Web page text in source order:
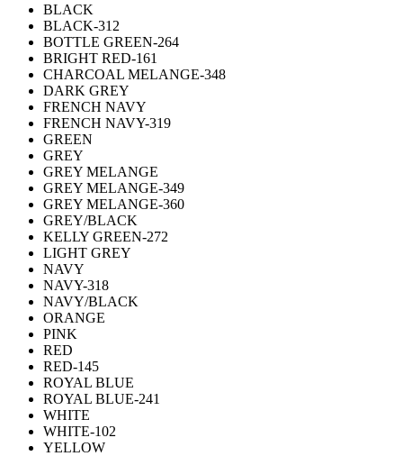
BLACK
BLACK-312
BOTTLE GREEN-264
BRIGHT RED-161
CHARCOAL MELANGE-348
DARK GREY
FRENCH NAVY
FRENCH NAVY-319
GREEN
GREY
GREY MELANGE
GREY MELANGE-349
GREY MELANGE-360
GREY/BLACK
KELLY GREEN-272
LIGHT GREY
NAVY
NAVY-318
NAVY/BLACK
ORANGE
PINK
RED
RED-145
ROYAL BLUE
ROYAL BLUE-241
WHITE
WHITE-102
YELLOW